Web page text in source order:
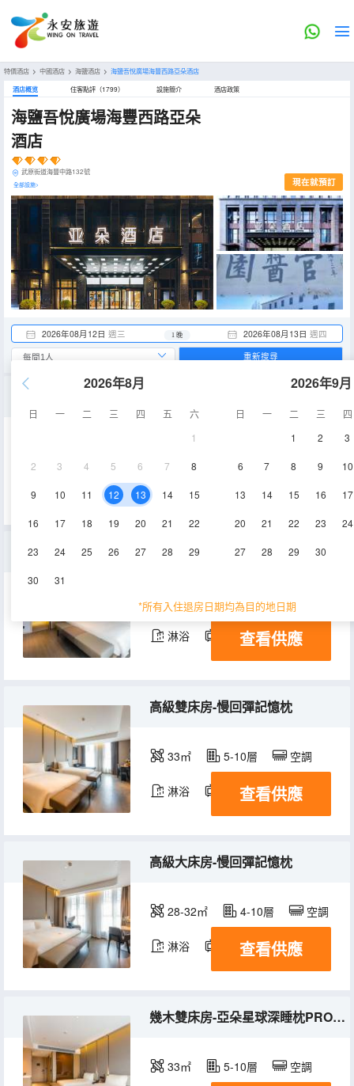
特價酒店 > 中國酒店 > 海鹽酒店 > 海鹽吾悅廣場海豐西路亞朵酒店
酒店概览 住客點評（1799） 設施簡介 酒店政策
海鹽吾悅廣場海豐西路亞朵
酒店
武原街道海豐中路132號
全部設施> 現在就預訂
2026年08月12日 週三 2026年08月13日 週四
1 晚
2026年8月
日 一 二 三 四 五
六
1
2 3 4 5 6 7 8
9 10 11 12 13 14 15
16 17 18 19 20 21 22
23 24 25 26 27 28 29
30 31
2026年9月
日 一 二 三
四
1
2 3
6 7 8 9 10
13 14 15 16 17
20 21 22 23 24
27 28 29 30
*所有入住退房日期均為目的地日期
重新搜尋
空調
60㎡ 10層 空調
淋浴 電視機 冰箱
查看供應
高級雙床房-慢回彈記憶枕
33㎡ 5-10層 空調
淋浴 電視機
查看供應
高級大床房-慢回彈記憶枕
28-32㎡ 4-10層 空調
淋浴 電視機
查看供應
幾木雙床房-亞朵星球深睡枕PRO+小冰箱
33㎡ 5-10層 空調